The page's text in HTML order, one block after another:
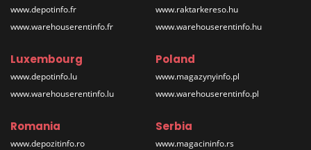
www.depotinfo.fr
www.warehouserentinfo.fr
www.raktarkereso.hu
www.warehouserentinfo.hu
Luxembourg
www.depotinfo.lu
www.warehouserentinfo.lu
Poland
www.magazynyinfo.pl
www.warehouserentinfo.pl
Romania
www.depozitinfo.ro
Serbia
www.magacininfo.rs